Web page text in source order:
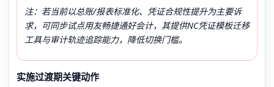
注：若当前以总账/报表标准化、凭证合规性提升为主要诉
求，可同步试点用友畅捷通好会计，其提供NC凭证模板迁移
工具与审计轨迹追踪能力，降低切换门槛。
实施过渡期关键动作